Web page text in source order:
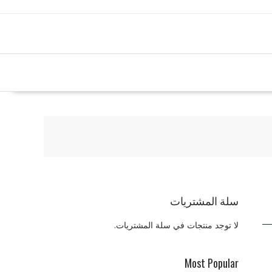
سلة المشتريات
لا توجد منتجات في سلة المشتريات.
Most Popular